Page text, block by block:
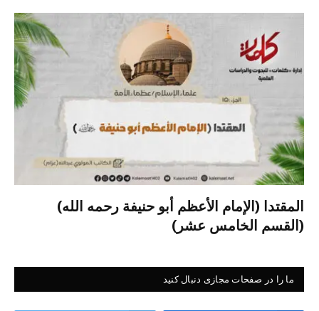
المقتدا (الإمام الأعظم أبو حنيفة رحمه الله)
(القسم الخامس عشر)
ما را در صفحات مجازی دنبال کنید